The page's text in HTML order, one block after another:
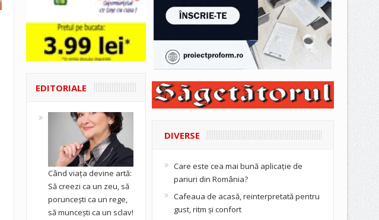
EDITORIALE
Când viața devine artă:
Să creezi ca un zeu, să
poruncești ca un rege,
să muncești ca un sclav!
DIVERSE
Care este cea mai bună aplicație de
pariuri din România?
Cafeaua de acasă, reinterpretată pentru
gust, ritm și confort